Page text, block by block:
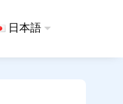
日本語